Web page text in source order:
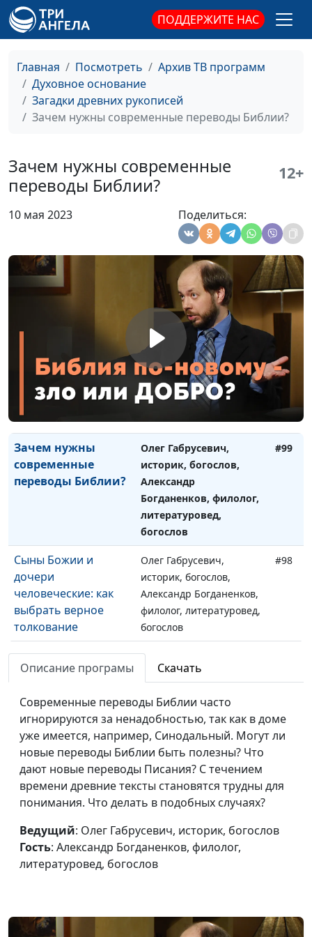
ПОДДЕРЖИТЕ НАС
Главная Посмотреть
Архив ТВ программ
Духовное основание
Загадки древних рукописей
Зачем нужны современные переводы Библии?
Зачем нужны современные
переводы Библии?
12+
10 мая 2023 Поделиться:
филолог, литературовед,
богослов
Книга Даниила: как
проклинает Бог?
Олег Габрусевич,
историк, богослов,
Александр Богданенков,
филолог, литературовед,
Даниил и его друзья:
выбранные
человеком или
Богом?
Олег Габрусевич,
историк, богослов,
Александр Богданенков,
филолог, литературовед,
богослов
Даниил: чистота
пищи и верность
Богу
Олег Габрусевич,
историк, богослов,
Александр Богданенков,
филолог, литературовед,
богослов
#101
Главная весть книги
пророка Даниила
Олег Габрусевич,
историк, богослов,
Александр Богданенков,
филолог, литературовед,
богослов
Зачем нужны
современные
переводы Библии?
Олег Габрусевич,
историк, богослов,
Александр
Богданенков, филолог,
литературовед,
богослов
#99
Сыны Божии и
дочери
человеческие: как
выбрать верное
толкование
Олег Габрусевич,
историк, богослов,
Александр Богданенков,
филолог, литературовед,
богослов
#98
Сложности перевода
Библии
Олег Габрусевич,
историк, богослов,
филолог, литературовед,
богослов
"Добавленные"
тексты в Библии
Олег Габрусевич,
историк, богослов,
Александр Богданенков,
филолог, литературовед,
Когда толкование
искажает перевод
Олег Габрусевич,
историк, богослов,
Описание програмы Скачать
Современные переводы Библии часто
игнорируются за ненадобностью, так как в доме
уже имеется, например, Синодальный. Могут ли
новые переводы Библии быть полезны? Что
дают новые переводы Писания? С течением
времени древние тексты становятся трудны для
понимания. Что делать в подобных случаях?
Ведущий: Олег Габрусевич, историк, богослов
Гость: Александр Богданенков, филолог,
литературовед, богослов